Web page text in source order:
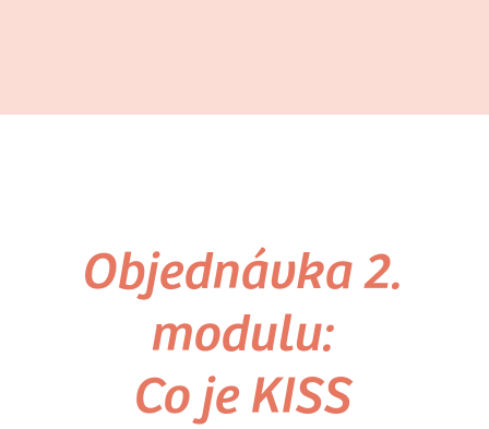
Objednávka 2.
modulu:
Co je KISS